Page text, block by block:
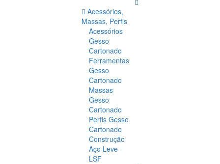
Acessórios,
Massas, Perfis
Acessórios
Gesso
Cartonado
Ferramentas
Gesso
Cartonado
Massas
Gesso
Cartonado
Perfis Gesso
Cartonado
Construção
Aço Leve -
LSF